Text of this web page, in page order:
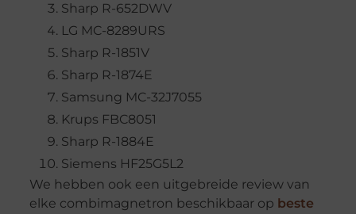
Sharp R-652DWV
LG MC-8289URS
Sharp R-1851V
Sharp R-1874E
Samsung MC-32J7055
Krups FBC8051
Sharp R-1884E
Siemens HF25G5L2
We hebben ook een uitgebreide review van
elke combimagnetron beschikbaar op beste